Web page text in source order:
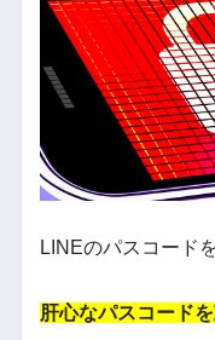
LINEのパスコード
肝心なパスコード